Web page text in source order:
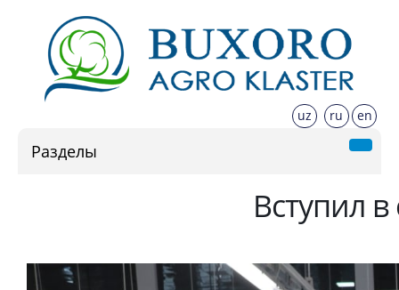
uz ru en
Разделы
Вступил